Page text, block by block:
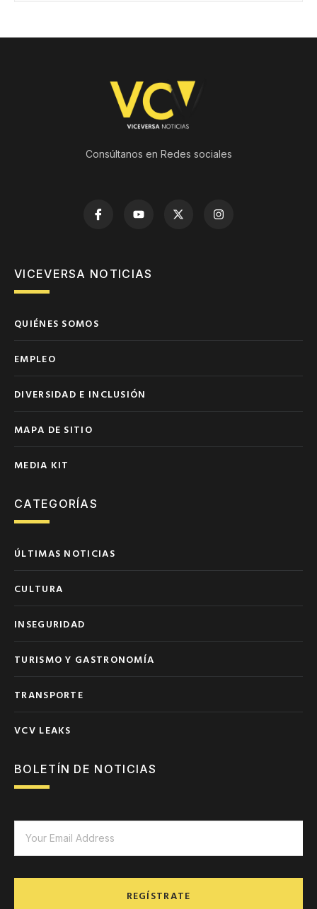
Consúltanos en Redes sociales
VICEVERSA NOTICIAS
QUIÉNES SOMOS
EMPLEO
DIVERSIDAD E INCLUSIÓN
MAPA DE SITIO
MEDIA KIT
CATEGORÍAS
ÚLTIMAS NOTICIAS
CULTURA
INSEGURIDAD
TURISMO Y GASTRONOMÍA
TRANSPORTE
VCV LEAKS
BOLETÍN DE NOTICIAS
REGÍSTRATE